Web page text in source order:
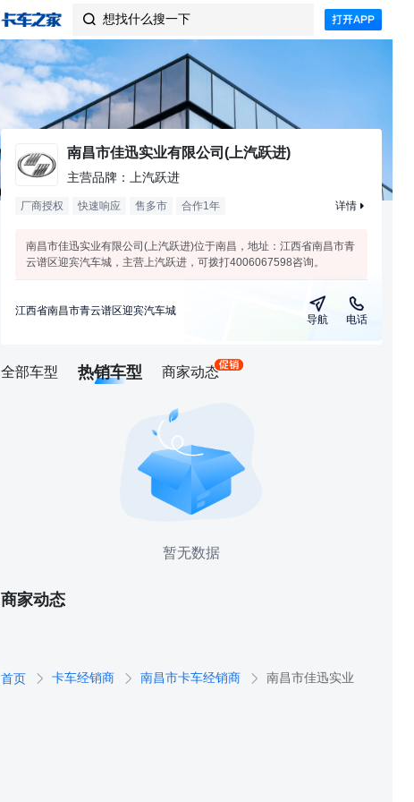
 想找什么搜一下
南昌市佳迅实业有限公司(上汽跃进)
主营品牌：上汽跃进
厂商授权 快速响应 售多市 合作1年 详情
南昌市佳迅实业有限公司(上汽跃进)位于南昌，地址：江西省南昌市青
云谱区迎宾汽车城，主营上汽跃进，可拨打4006067598咨询。
江西省南昌市青云谱区迎宾汽车城
导航 电话
全部车型 热销车型 商家动态
暂无数据
商家动态
首页 卡车经销商 南昌市卡车经销商 南昌市佳迅实业